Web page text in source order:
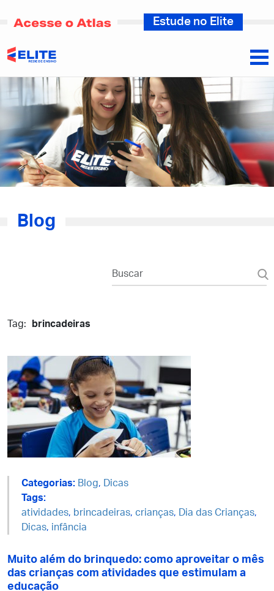
Estude no Elite
Blog
Tag: brincadeiras
Categorias: Blog,
Dicas
Tags:
atividades, brincadeiras, crianças, Dia das Crianças,
Dicas, infância
Muito além do brinquedo: como aproveitar o mês
das crianças com atividades que estimulam a
educação